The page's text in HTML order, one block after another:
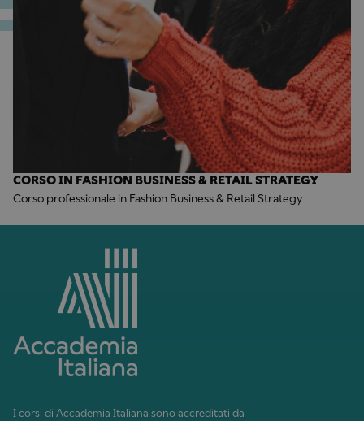
CORSO IN FASHION BUSINESS & RETAIL STRATEGY
Corso professionale in Fashion Business & Retail Strategy
I corsi di Accademia Italiana sono accreditati da